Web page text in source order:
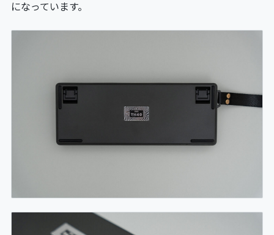
になっています。